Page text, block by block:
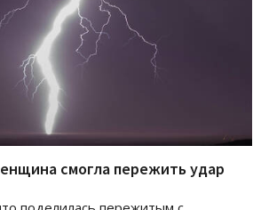
смогла пережить удар